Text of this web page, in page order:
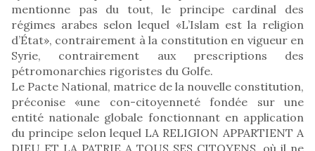
mentionne pas du tout, le principe cardinal des
régimes arabes selon lequel «L’Islam est la religion
d’État», contrairement à la constitution en vigueur en
Syrie, contrairement aux prescriptions des
pétromonarchies rigoristes du Golfe.
Le Pacte National, matrice de la nouvelle constitution,
préconise «une con-citoyenneté fondée sur une
entité nationale globale fonctionnant en application
du principe selon lequel LA RELIGION APPARTIENT A
DIEU ET LA PATRIE A TOUS SES CITOYENS, où il ne